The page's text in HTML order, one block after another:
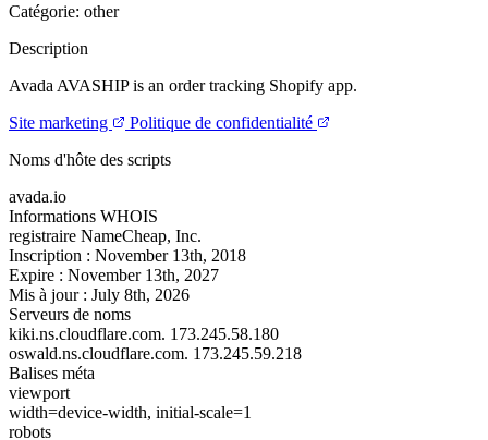
Catégorie: other
Description
Avada AVASHIP is an order tracking Shopify app.
Site marketing
Politique de confidentialité
Noms d'hôte des scripts
avada.io
Informations WHOIS
registraire NameCheap, Inc.
Inscription : November 13th, 2018
Expire : November 13th, 2027
Mis à jour : July 8th, 2026
Serveurs de noms
kiki.ns.cloudflare.com. 173.245.58.180
oswald.ns.cloudflare.com. 173.245.59.218
Balises méta
viewport
width=device-width, initial-scale=1
robots